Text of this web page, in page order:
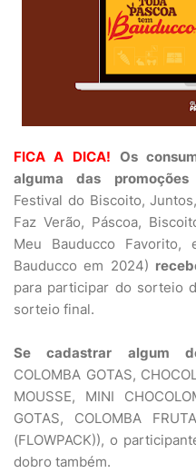
FICA A DICA! Os
alguma das promoções
Festival do Biscoito,
Faz Verão, Páscoa,
Meu Bauducco
Bauducco em 2024)
para participar do sorteio
sorteio final.
Se cadastrar algum
COLOMBA GOTAS,
MOUSSE, MINI
GOTAS, COLOMBA
(FLOWPACK)), o
dobro também.